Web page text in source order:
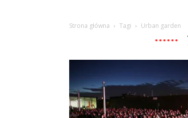
Strona główna Tagi Urban garden